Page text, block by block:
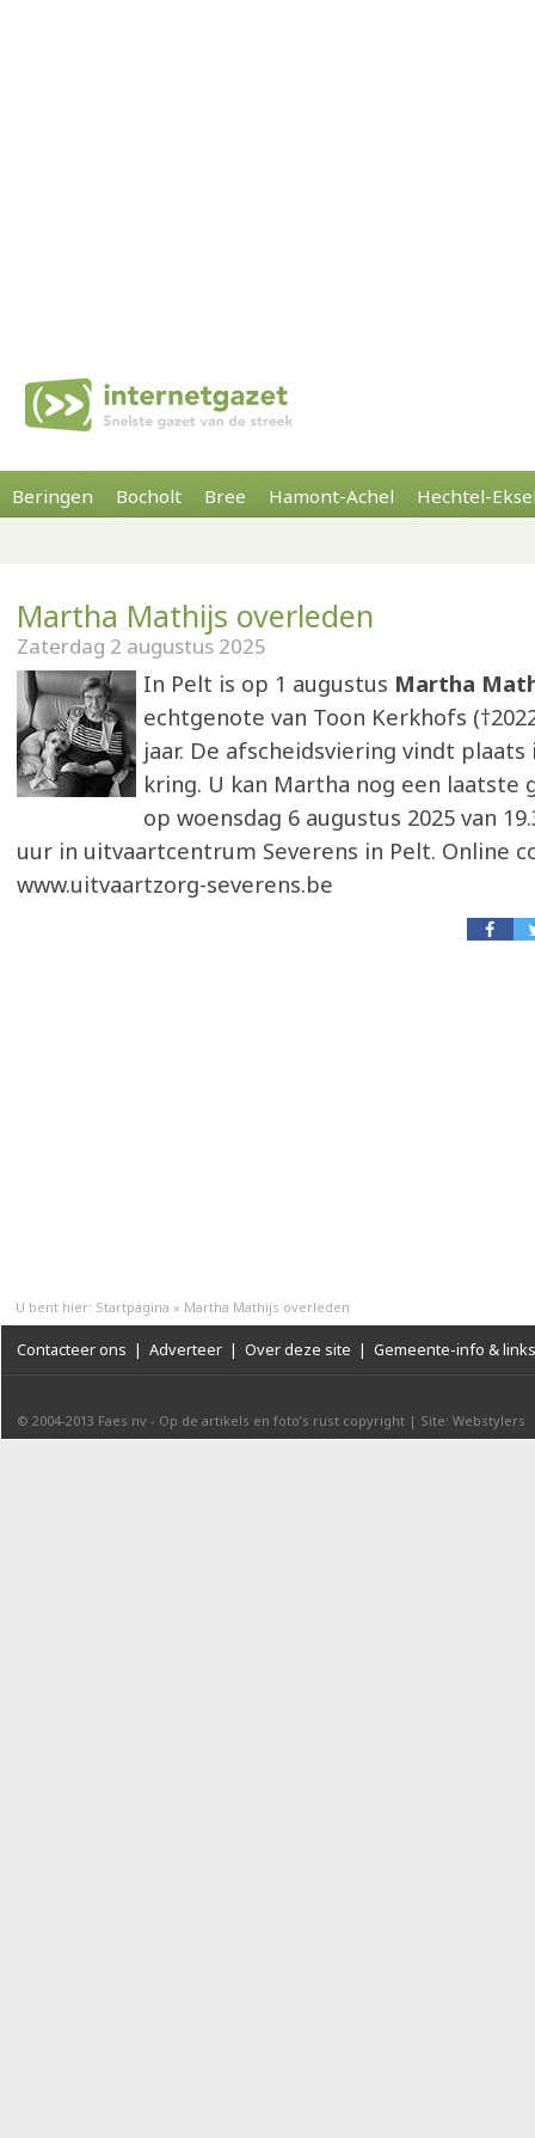
Beringen Bocholt Bree Hamont-Achel Hechtel-
Martha Mathijs overleden
Zaterdag 2 augustus 2025
In Pelt is op 1 augustus Martha
echtgenote van Toon Kerkhofs
jaar. De afscheidsviering vindt
kring. U kan Martha nog een laatste
op woensdag 6 augustus 2025 van
uur in uitvaartcentrum Severens in Pelt. Online
www.uitvaartzorg-severens.be
U bent hier: Startpagina » Martha Mathijs overleden
Contacteer ons | Adverteer | Over deze site | Gemeente-info & links
© 2004-2013 Faes nv - Op de artikels en foto’s rust copyright | Site: Webstylers